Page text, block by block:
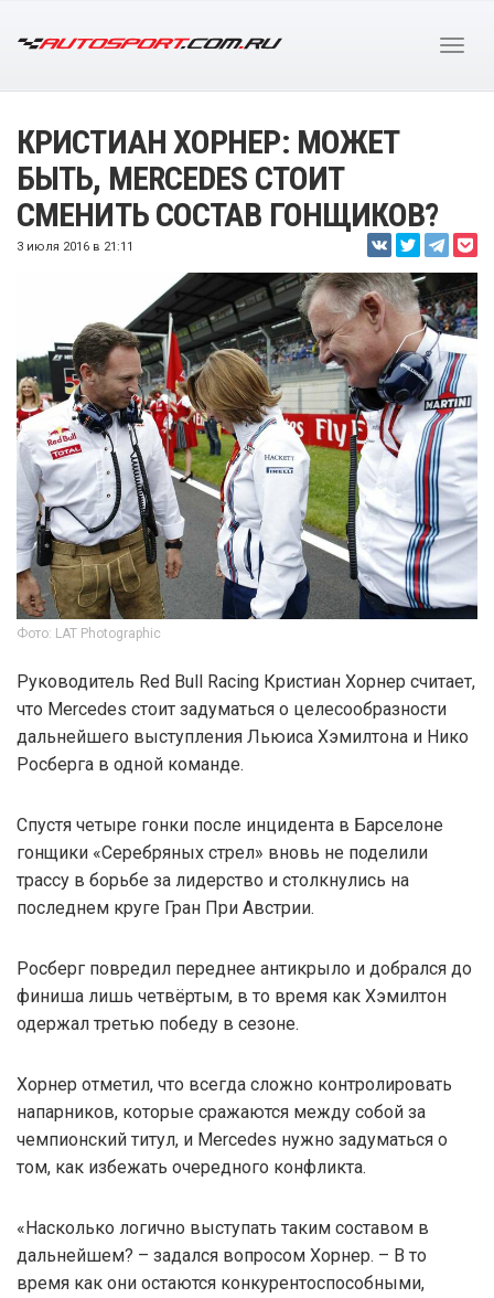
КРИСТИАН ХОРНЕР: МОЖЕТ
БЫТЬ, MERCEDES СТОИТ
СМЕНИТЬ СОСТАВ ГОНЩИКОВ?
3 июля 2016 в 21:11
Фото: LAT Photographic
Руководитель Red Bull Racing Кристиан Хорнер считает,
что Mercedes стоит задуматься о целесообразности
дальнейшего выступления Льюиса Хэмилтона и Нико
Росберга в одной команде.
Спустя четыре гонки после инцидента в Барселоне
гонщики «Серебряных стрел» вновь не поделили
трассу в борьбе за лидерство и столкнулись на
последнем круге Гран При Австрии.
Росберг повредил переднее антикрыло и добрался до
финиша лишь четвёртым, в то время как Хэмилтон
одержал третью победу в сезоне.
Хорнер отметил, что всегда сложно контролировать
напарников, которые сражаются между собой за
чемпионский титул, и Mercedes нужно задуматься о
том, как избежать очередного конфликта.
«Насколько логично выступать таким составом в
дальнейшем? – задался вопросом Хорнер. – В то
время как они остаются конкурентоспособными,